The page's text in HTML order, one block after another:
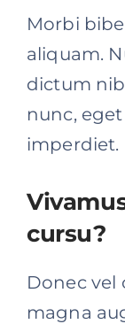
Morbi
aliquam.
dictum
nunc,
imperdiet.
cursu?
Donec vel
magna